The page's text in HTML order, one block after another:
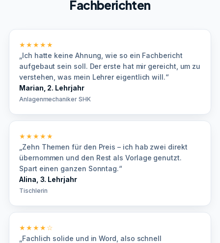
Fachberichten
★★★★★
„Ich hatte keine Ahnung, wie so ein Fachbericht
aufgebaut sein soll. Der erste hat mir gereicht, um zu
verstehen, was mein Lehrer eigentlich will.“
Marian, 2. Lehrjahr
Anlagenmechaniker SHK
★★★★★
„Zehn Themen für den Preis – ich hab zwei direkt
übernommen und den Rest als Vorlage genutzt.
Spart einen ganzen Sonntag.“
Alina, 3. Lehrjahr
Tischlerin
★★★★☆
„Fachlich solide und in Word, also schnell